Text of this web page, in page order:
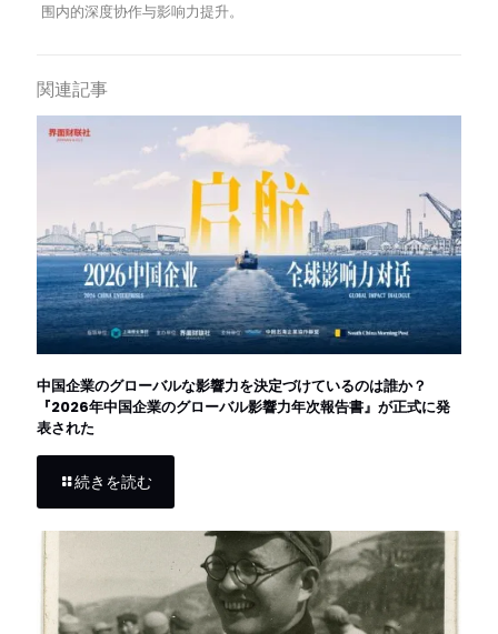
围内的深度协作与影响力提升。
関連記事
中国企業のグローバルな影響力を決定づけているのは誰か？
『2026年中国企業のグローバル影響力年次報告書』が正式に発
表された
続きを読む